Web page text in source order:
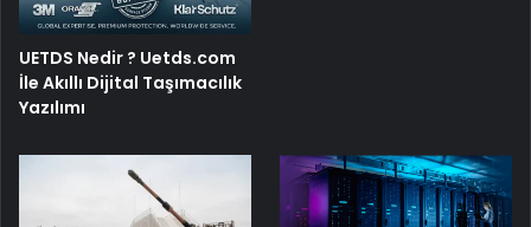
UETDS Nedir ? Uetds.com
İle Akıllı Dijital Taşımacılık
Yazılımı